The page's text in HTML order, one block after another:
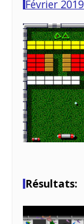
Février
Résultats: